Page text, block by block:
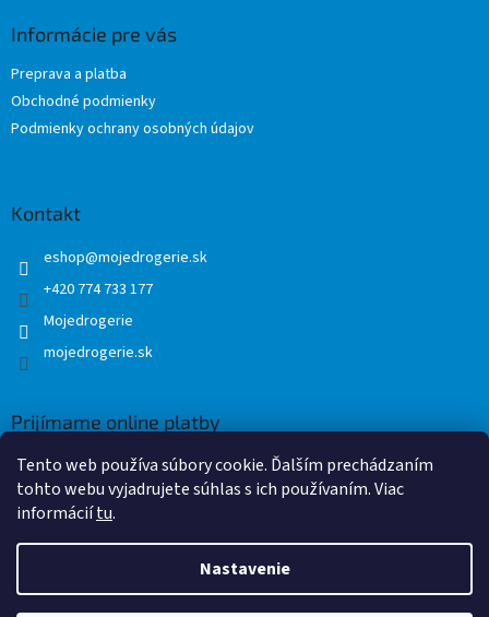
Tento web používa súbory cookie. Ďalším prechádzaním
tohto webu vyjadrujete súhlas s ich používaním. Viac
informáciítu.
Nastavenie
Informácie pre vás
Preprava a platba
Obchodné podmienky
Podmienky ochrany osobných údajov
Kontakt
eshop@mojedrogerie.sk
+420 774 733 177
Mojedrogerie
mojedrogerie.sk
Prijímame online platby
Vytvoril Shoptet